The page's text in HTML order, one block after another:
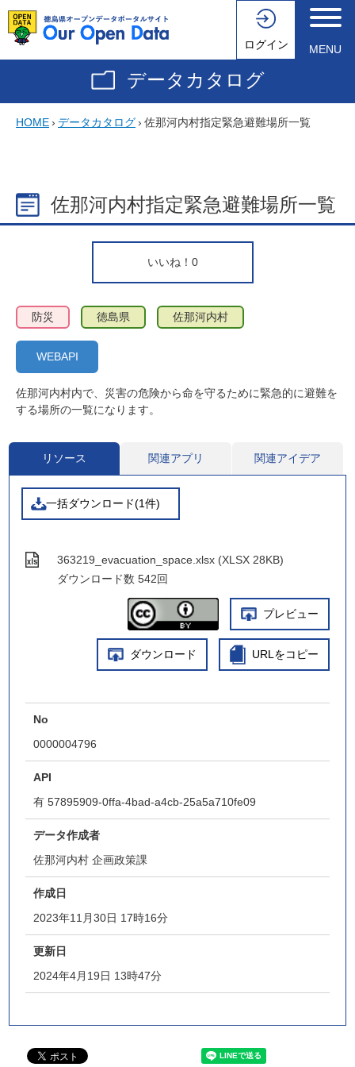
ログイン MENU
データカタログ
HOME› データカタログ› 佐那河内村指定緊急避難場所一覧
佐那河内村指定緊急避難場所一覧
いいね！ 0
防災 徳島県 佐那河内村
WEBAPI
佐那河内村内で、災害の危険から命を守るために緊急的に避難を
する場所の一覧になります。
リソース 関連アプリ 関連アイデア
一括ダウンロード(1件)
363219_evacuation_space.xlsx (XLSX 28KB)
ダウンロード数 542回
プレビュー
ダウンロード URLをコピー
No
0000004796
API
有 57895909-0ffa-4bad-a4cb-25a5a710fe09
データ作成者
佐那河内村 企画政策課
作成日
2023年11月30日 17時16分
更新日
2024年4月19日 13時47分